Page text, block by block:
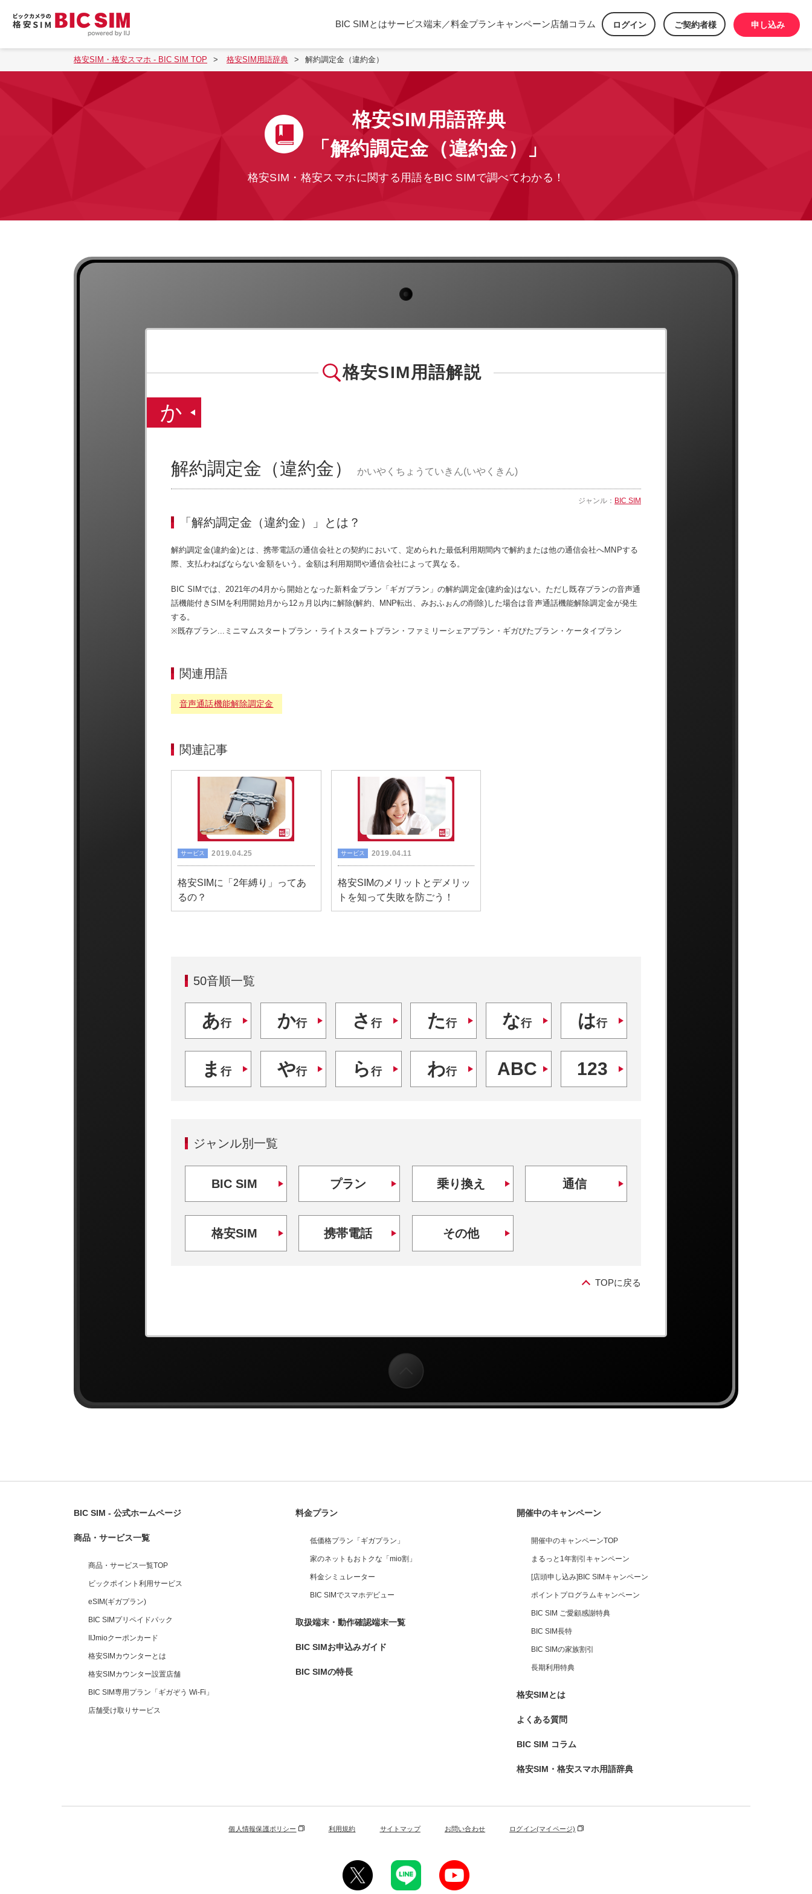
BIC SIMとはサービス端末／料金プランキャンペーン店舗コラム ログイン ご契約者様 申し込み
格安SIM・格安スマホ - BIC SIM TOP 格安SIM用語辞典 解約調定金（違約金）
格安SIM用語辞典
「解約調定金（違約金）」
格安SIM・格安スマホに関する用語をBIC SIMで調べてわかる！
格安SIM用語解説
か
解約調定金（違約金） かいやくちょうていきん(いやくきん)
ジャンル： BIC SIM
「解約調定金（違約金）」とは？
解約調定金(違約金)とは、携帯電話の通信会社との契約において、定められた最低利用期間内で解約または他の通信会社へMNPする
際、支払わねばならない金額をいう。金額は利用期間や通信会社によって異なる。
BIC SIMでは、2021年の4月から開始となった新料金プラン「ギガプラン」の解約調定金(違約金)はない。ただし既存プランの音声通
話機能付きSIMを利用開始月から12ヵ月以内に解除(解約、MNP転出、みおふぉんの削除)した場合は音声通話機能解除調定金が発生
する。
※既存プラン...ミニマムスタートプラン・ライトスタートプラン・ファミリーシェアプラン・ギガぴたプラン・ケータイプラン
関連用語
音声通話機能解除調定金
関連記事
サービス 2019.04.25
格安SIMに「2年縛り」ってあ
るの？
サービス 2019.04.11
格安SIMのメリットとデメリッ
トを知って失敗を防ごう！
50音順一覧
あ行 か行 さ 行 た行 な行 は行
ま行 や行 ら 行 わ行 ABC 123
ジャンル別一覧
BIC SIM プラン 乗り換え 通信
格安SIM 携帯電話 その他
TOPに戻る
BIC SIM - 公式ホームページ
商品・サービス一覧
商品・サービス一覧TOP
ビックポイント利用サービス
eSIM(ギガプラン)
BIC SIMプリペイドパック
IIJmioクーポンカード
格安SIMカウンターとは
格安SIMカウンター設置店舗
BIC SIM専用プラン「ギガぞう Wi-Fi」
店舗受け取りサービス
料金プラン
低価格プラン「ギガプラン」
家のネットもおトクな「mio割」
料金シミュレーター
BIC SIMでスマホデビュー
取扱端末・動作確認端末一覧
BIC SIMお申込みガイド
BIC SIMの特長
開催中のキャンペーン
開催中のキャンペーンTOP
まるっと1年割引キャンペーン
[店頭申し込み]BIC SIMキャンペーン
ポイントプログラムキャンペーン
BIC SIM ご愛顧感謝特典
BIC SIM長特
BIC SIMの家族割引
長期利用特典
格安SIMとは
よくある質問
BIC SIM コラム
格安SIM・格安スマホ用語辞典
個人情報保護ポリシー 利用規約 サイトマップ お問い合わせ ログイン(マイページ)